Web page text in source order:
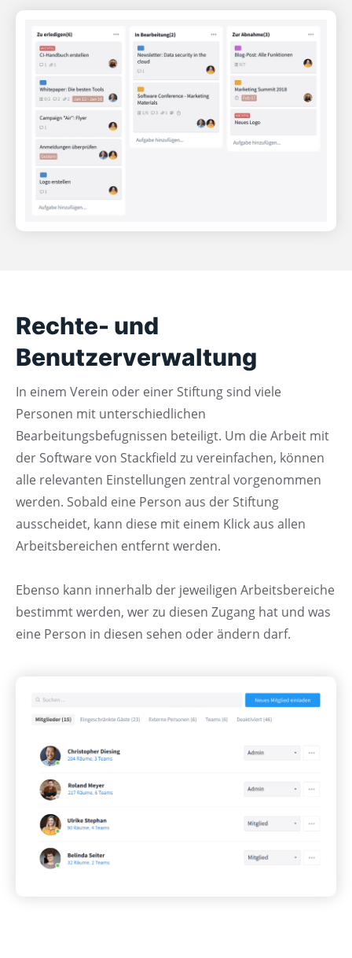
Rechte- und
Benutzerverwaltung
In einem Verein oder einer Stiftung sind viele
Personen mit unterschiedlichen
Bearbeitungsbefugnissen beteiligt. Um die Arbeit mit
der Software von Stackfield zu vereinfachen, können
alle relevanten Einstellungen zentral vorgenommen
werden. Sobald eine Person aus der Stiftung
ausscheidet, kann diese mit einem Klick aus allen
Arbeitsbereichen entfernt werden.
Ebenso kann innerhalb der jeweiligen Arbeitsbereiche
bestimmt werden, wer zu diesen Zugang hat und was
eine Person in diesen sehen oder ändern darf.